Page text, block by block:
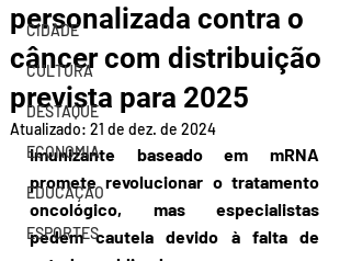
CIDADE
CULTURA
DESTAQUE
ECONOMIA
EDUCAÇÃO
ESPORTES
personalizada contra o
câncer com distribuição
prevista para 2025
Atualizado: 21 de dez. de 2024
Imunizante baseado em mRNA
promete revolucionar o tratamento
oncológico, mas especialistas
pedem cautela devido à falta de